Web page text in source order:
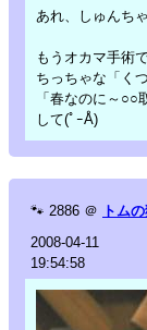
あれ、しゅんち
もうオカマ手術
ちっちゃな「く
「春なのに～
して(ﾟｰÅ)
🐾 2886 ＠ トム
2008-04-11
19:54:58